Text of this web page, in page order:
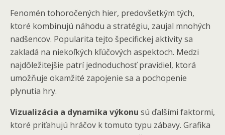
Fenomén tohoročených hier, predovšetkým tých,
ktoré kombinujú náhodu a stratégiu, zaujal mnohých
nadšencov. Popularita tejto špecifickej aktivity sa
zakladá na niekoľkých kľúčových aspektoch. Medzi
najdôležitejšie patrí jednoduchosť pravidiel, ktorá
umožňuje okamžité zapojenie sa a pochopenie
plynutia hry.
Vizualizácia a dynamika výkonu sú ďalšími faktormi,
ktoré priťahujú hráčov k tomuto typu zábavy. Grafika